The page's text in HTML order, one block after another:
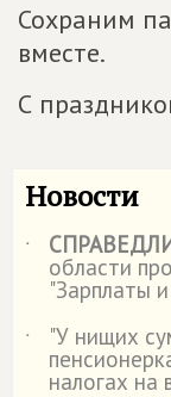
Сохраним
вместе.
С
Новости
˙
области
"Зарплаты
˙
"У нищих
налогах на